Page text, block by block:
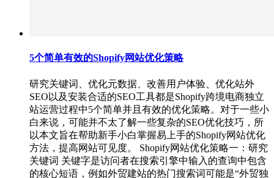
5个简单有效的Shopify网站优化策略
研究关键词、优化元数据、改善用户体验、优化站外
SEO以及安装合适的SEO工具都是Shopify跨境电商独立
站运营过程中5个简单并且有效的优化策略。对于一些小
白来说，可能并不太了解一些复杂的SEO优化技巧，所
以本文旨在帮助新手小白掌握易上手的Shopify网站优化
方法，提高网站可见度。 Shopify网站优化策略一：研究
关键词 关键字是访问者在搜索引擎中输入的查询中包含
的核心短语，例如外贸建站的热门搜索词可能是“外贸独